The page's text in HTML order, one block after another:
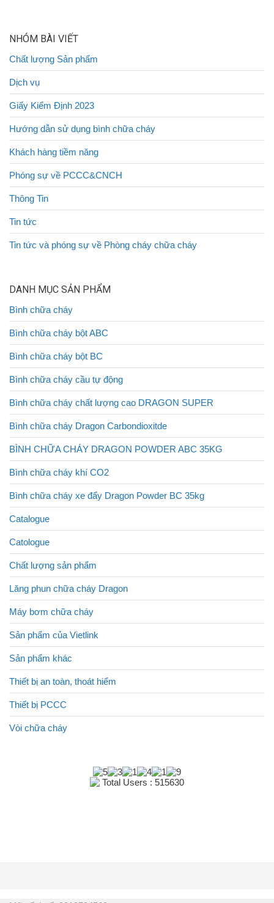
NHÓM BÀI VIẾT
Chất lượng Sản phẩm
Dịch vụ
Giấy Kiểm Định 2023
Hướng dẫn sử dụng bình chữa cháy
Khách hàng tiềm năng
Phóng sự về PCCC&CNCH
Thông Tin
Tin tức
Tin tức và phóng sự về Phòng cháy chữa cháy
DANH MỤC SẢN PHẨM
Bình chữa cháy
Bình chữa cháy bột ABC
Bình chữa cháy bột BC
Bình chữa cháy cầu tự động
Bình chữa cháy chất lượng cao DRAGON SUPER
Bình chữa cháy Dragon Carbondioxitde
BÌNH CHỮA CHÁY DRAGON POWDER ABC 35KG
Bình chữa cháy khí CO2
Bình chữa cháy xe đẩy Dragon Powder BC 35kg
Catalogue
Catologue
Chất lượng sản phẩm
Lăng phun chữa cháy Dragon
Máy bơm chữa cháy
Sản phẩm của Vietlink
Sản phẩm khác
Thiết bị an toàn, thoát hiểm
Thiết bị PCCC
Vòi chữa cháy
Total Users : 515630